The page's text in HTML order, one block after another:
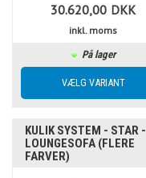
30.620,00 DKK
inkl. moms
På lager
KULIK SYSTEM - STAR -
LOUNGESOFA (FLERE
FARVER)